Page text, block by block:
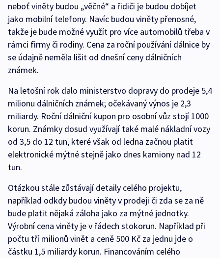
neboť viněty budou „věčné“ a řidiči je budou dobíjet
jako mobilní telefony. Navíc budou viněty přenosné,
takže je bude možné využít pro více automobilů třeba v
rámci firmy či rodiny. Cena za roční používání dálnice by
se údajně neměla lišit od dnešní ceny dálničních
známek.
Na letošní rok dalo ministerstvo dopravy do prodeje 5,4
milionu dálničních známek; očekávaný výnos je 2,3
miliardy. Roční dálniční kupon pro osobní vůz stojí 1000
korun. Známky dosud využívají také malé nákladní vozy
od 3,5 do 12 tun, které však od ledna začnou platit
elektronické mýtné stejně jako dnes kamiony nad 12
tun.
Otázkou stále zůstávají detaily celého projektu,
například odkdy budou viněty v prodeji či zda se za ně
bude platit nějaká záloha jako za mýtné jednotky.
Výrobní cena viněty je v řádech stokorun. Například při
počtu tří milionů vinět a ceně 500 Kč za jednu jde o
částku 1,5 miliardy korun. Financováním celého